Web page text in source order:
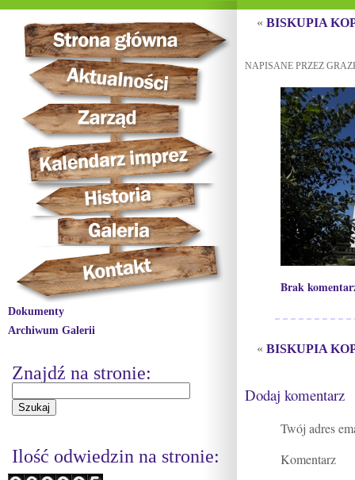
« BISKUPIA
NAPISANE PRZEZ
Brak
« BISKUPIA
Dodaj komentarz
Twój adres
Komentarz
Dokumenty
Archiwum Galerii
Znajdź na stronie:
Ilość odwiedzin na stronie: